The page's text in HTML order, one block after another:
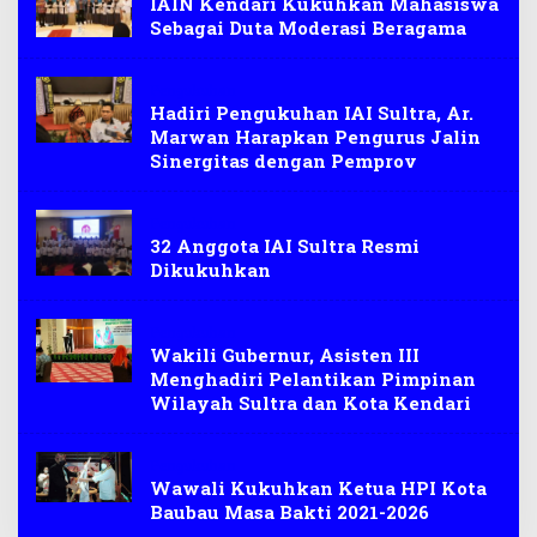
Sebagai Duta Moderasi Beragama
Hadiri Pengukuhan IAI Sultra, Ar.
Marwan Harapkan Pengurus Jalin
Sinergitas dengan Pemprov
32 Anggota IAI Sultra Resmi
Dikukuhkan
Wakili Gubernur, Asisten III
Menghadiri Pelantikan Pimpinan
Wilayah Sultra dan Kota Kendari
Wawali Kukuhkan Ketua HPI Kota
Baubau Masa Bakti 2021-2026